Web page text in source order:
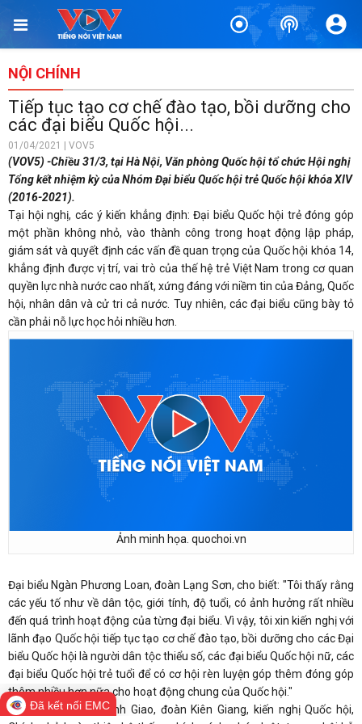
NỘI CHÍNH
Tiếp tục tạo cơ chế đào tạo, bồi dưỡng cho
các đại biểu Quốc hội...
01/04/2021 | VOV5
(VOV5) -Chiều 31/3, tại Hà Nội, Văn phòng Quốc hội tổ chức Hội nghị
Tổng kết nhiệm kỳ của Nhóm Đại biểu Quốc hội trẻ Quốc hội khóa XIV
(2016-2021).
Tại hội nghị, các ý kiến khẳng định: Đại biểu Quốc hội trẻ đóng góp
một phần không nhỏ, vào thành công trong hoạt động lập pháp,
giám sát và quyết định các vấn đề quan trọng của Quốc hội khóa 14,
khẳng định được vị trí, vai trò của thế hệ trẻ Việt Nam trong cơ quan
quyền lực nhà nước cao nhất, xứng đáng với niềm tin của Đảng, Quốc
hội, nhân dân và cử tri cả nước. Tuy nhiên, các đại biểu cũng bày tỏ
cần phải nỗ lực học hỏi nhiều hơn.
Ảnh minh họa. quochoi.vn
Đại biểu Ngàn Phương Loan, đoàn Lạng Sơn, cho biết: "Tôi thấy rằng
các yếu tố như về dân tộc, giới tính, độ tuổi, có ảnh hưởng rất nhiều
đến quá trình hoạt động của từng đại biểu. Vì vậy, tôi xin kiến nghị với
lãnh đạo Quốc hội tiếp tục tạo cơ chế đào tạo, bồi dưỡng cho các Đại
biểu Quốc hội là người dân tộc thiểu số, các đại biểu Quốc hội nữ, các
đại biểu Quốc hội trẻ tuổi để có cơ hội rèn luyện góp thêm đóng góp
thêm nhiều hơn nữa cho hoạt động chung của Quốc hội."
Đại biểu Tô Thị Quỳnh Giao, đoàn Kiên Giang, kiến nghị Quốc hội,
Đã kết nối EMC